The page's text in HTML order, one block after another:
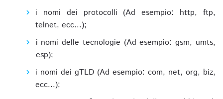
i nomi dei protocolli (Ad esempio: http, ftp,
telnet, ecc...);
i nomi delle tecnologie (Ad esempio: gsm, umts,
esp);
i nomi dei gTLD (Ad esempio: com, net, org, biz,
ecc...);